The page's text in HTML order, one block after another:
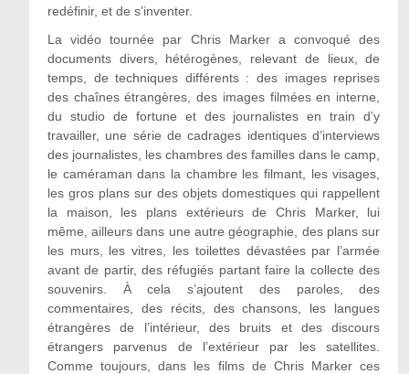
redéfinir, et de s’inventer.
La vidéo tournée par Chris Marker a convoqué des
documents divers, hétérogènes, relevant de lieux, de
temps, de techniques différents : des images reprises
des chaînes étrangères, des images filmées en interne,
du studio de fortune et des journalistes en train d’y
travailler, une série de cadrages identiques d’interviews
des journalistes, les chambres des familles dans le camp,
le caméraman dans la chambre les filmant, les visages,
les gros plans sur des objets domestiques qui rappellent
la maison, les plans extérieurs de Chris Marker, lui
même, ailleurs dans une autre géographie, des plans sur
les murs, les vitres, les toilettes dévastées par l’armée
avant de partir, des réfugiés partant faire la collecte des
souvenirs. À cela s’ajoutent des paroles, des
commentaires, des récits, des chansons, les langues
étrangères de l’intérieur, des bruits et des discours
étrangers parvenus de l’extérieur par les satellites.
Comme toujours, dans les films de Chris Marker ces